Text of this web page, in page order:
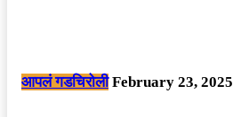
आपलं गडचिरोली February 23, 2025